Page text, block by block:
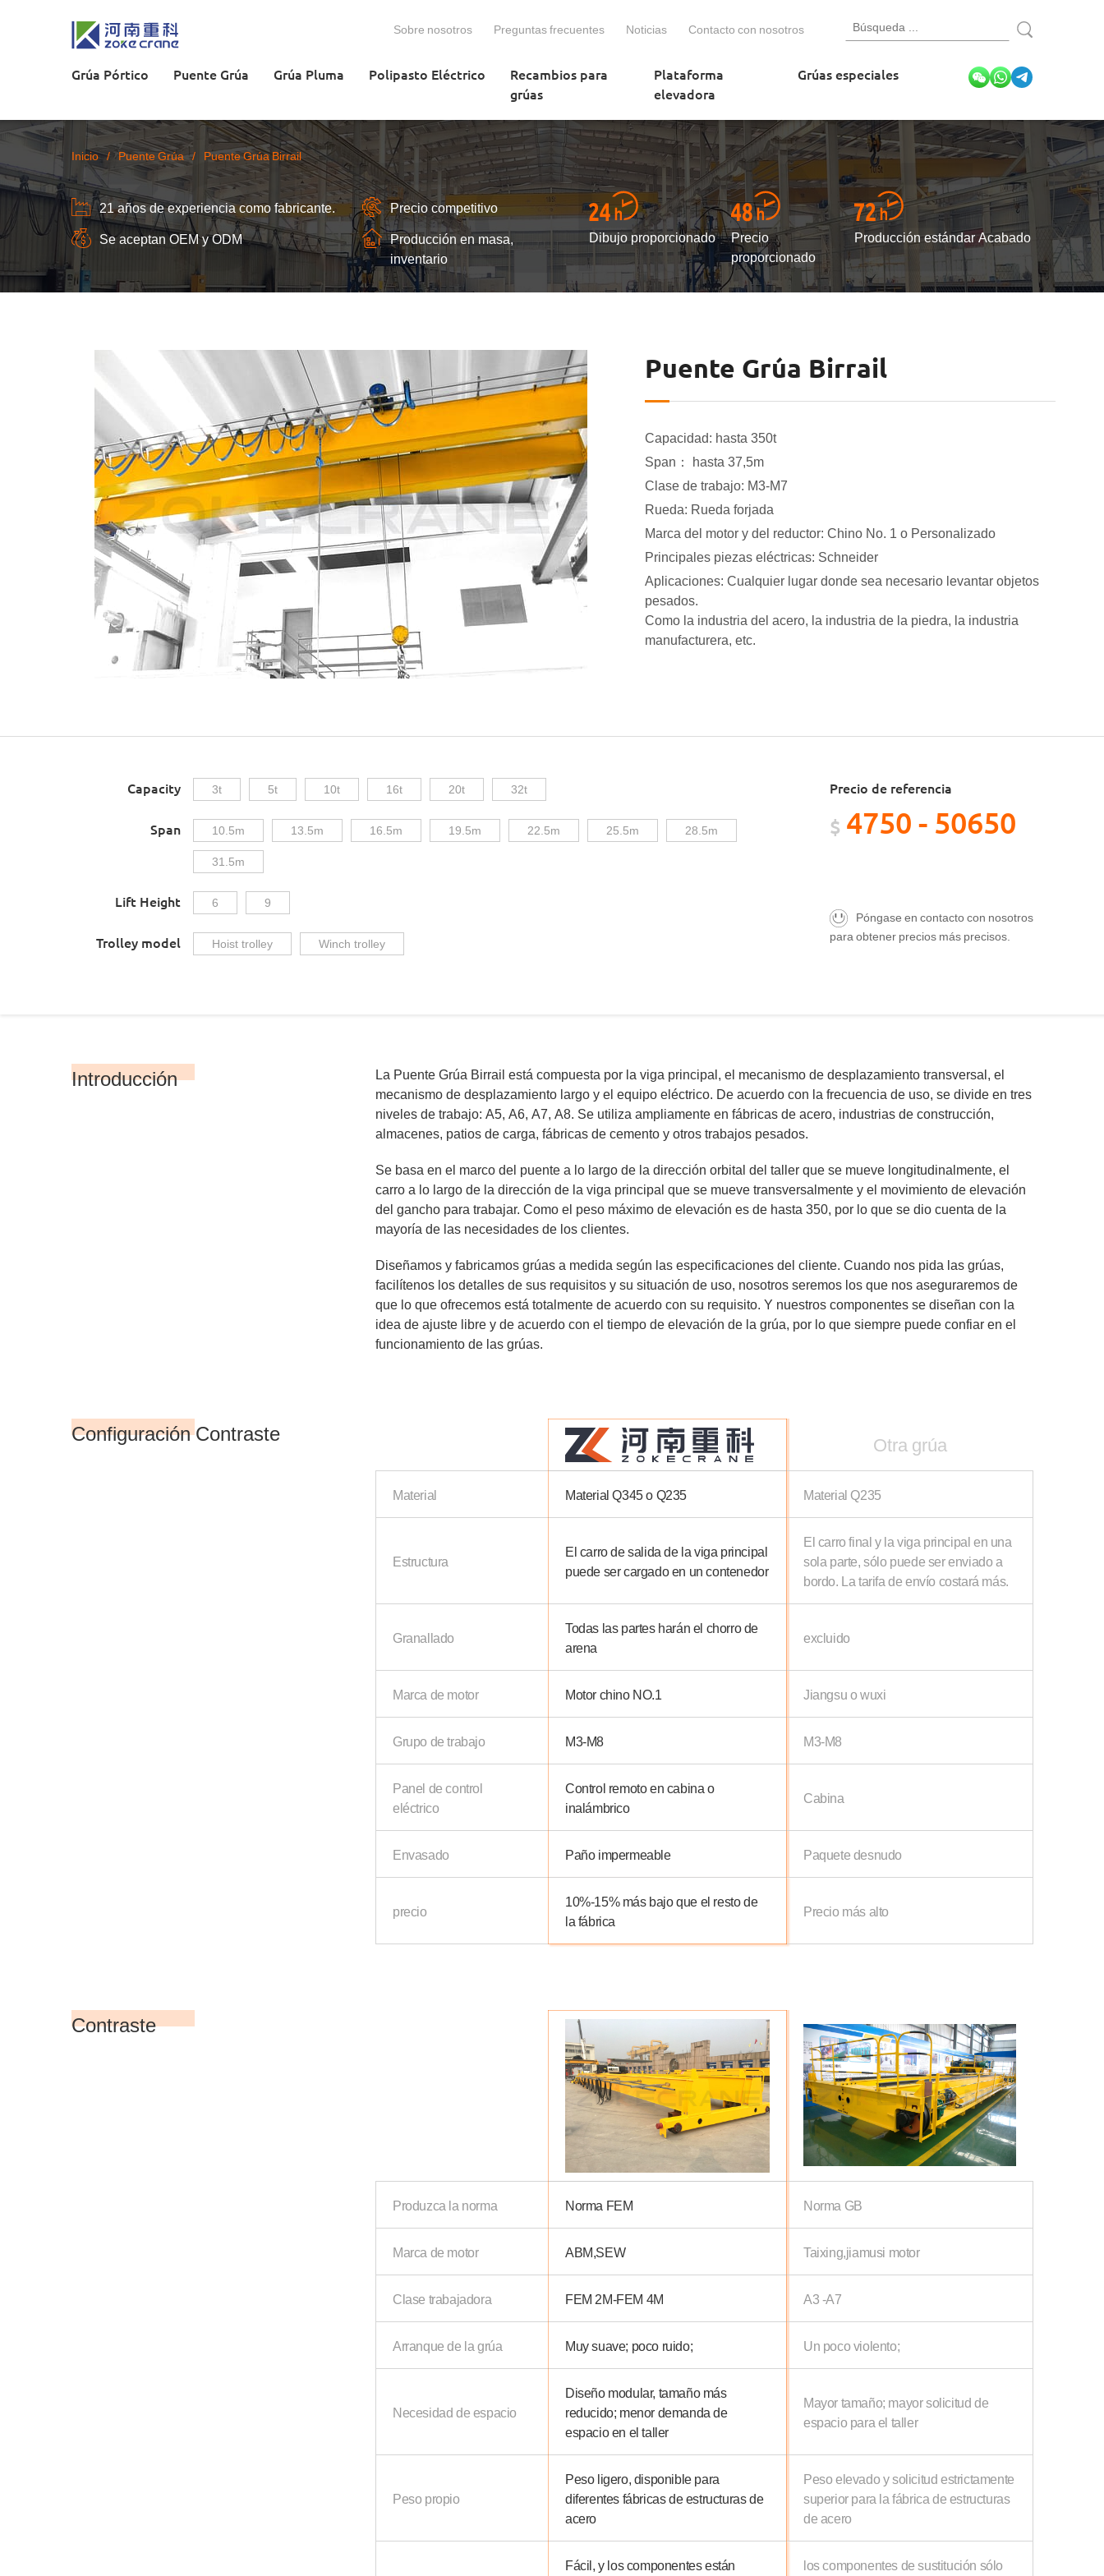
Sobre nosotros Preguntas frecuentes Noticias Contacto con nosotros
Grúa Pórtico Puente Grúa Grúa Pluma Polipasto Eléctrico
Recambios para
grúas
Plataforma
elevadora
Grúas especiales
Inicio / Puente Grúa / Puente Grúa Birrail
21 años de experiencia como fabricante.
Precio competitivo
Se aceptan OEM y ODM
Producción en masa,
inventario
Dibujo proporcionado
Precio
proporcionado
Producción estándar Acabado
Puente Grúa Birrail
Capacidad: hasta 350t
Span： hasta 37,5m
Clase de trabajo: M3-M7
Rueda: Rueda forjada
Marca del motor y del reductor: Chino No. 1 o Personalizado
Principales piezas eléctricas: Schneider
Aplicaciones: Cualquier lugar donde sea necesario levantar objetos
pesados.
Como la industria del acero, la industria de la piedra, la industria
manufacturera, etc.
Capacity 3t 5t 10t 16t 20t 32t
Span 10.5m 13.5m 16.5m 19.5m 22.5m 25.5m 28.5m
31.5m
Lift Height 6 9
Trolley model Hoist trolley Winch trolley
Precio de referencia
$ 4750 - 50650
Póngase en contacto con nosotros
para obtener precios más precisos.
Introducción
La Puente Grúa Birrail está compuesta por la viga principal, el mecanismo de desplazamiento transversal, el
mecanismo de desplazamiento largo y el equipo eléctrico. De acuerdo con la frecuencia de uso, se divide en tres
niveles de trabajo: A5, A6, A7, A8. Se utiliza ampliamente en fábricas de acero, industrias de construcción,
almacenes, patios de carga, fábricas de cemento y otros trabajos pesados.
Se basa en el marco del puente a lo largo de la dirección orbital del taller que se mueve longitudinalmente, el
carro a lo largo de la dirección de la viga principal que se mueve transversalmente y el movimiento de elevación
del gancho para trabajar. Como el peso máximo de elevación es de hasta 350, por lo que se dio cuenta de la
mayoría de las necesidades de los clientes.
Diseñamos y fabricamos grúas a medida según las especificaciones del cliente. Cuando nos pida las grúas,
facilítenos los detalles de sus requisitos y su situación de uso, nosotros seremos los que nos aseguraremos de
que lo que ofrecemos está totalmente de acuerdo con su requisito. Y nuestros componentes se diseñan con la
idea de ajuste libre y de acuerdo con el tiempo de elevación de la grúa, por lo que siempre puede confiar en el
funcionamiento de las grúas.
Configuración Contraste Otra grúa
Material Material Q345 o Q235 Material Q235
Estructura
El carro de salida de la viga principal
puede ser cargado en un contenedor
El carro final y la viga principal en una
sola parte, sólo puede ser enviado a
bordo. La tarifa de envío costará más.
Granallado
Todas las partes harán el chorro de
arena
excluido
Marca de motor Motor chino NO.1 Jiangsu o wuxi
Grupo de trabajo M3-M8 M3-M8
Panel de control
eléctrico
Control remoto en cabina o
inalámbrico
Cabina
Envasado Paño impermeable Paquete desnudo
precio
10%-15% más bajo que el resto de
la fábrica
Precio más alto
Contraste
Produzca la norma Norma FEM Norma GB
Marca de motor ABM,SEW Taixing,jiamusi motor
Clase trabajadora FEM 2M-FEM 4M A3 -A7
Arranque de la grúa Muy suave; poco ruido; Un poco violento;
Necesidad de espacio
Diseño modular, tamaño más
reducido; menor demanda de
espacio en el taller
Mayor tamaño; mayor solicitud de
espacio para el taller
Peso propio
Peso ligero, disponible para
diferentes fábricas de estructuras de
acero
Peso elevado y solicitud estrictamente
superior para la fábrica de estructuras
de acero
Fácil, y los componentes están
los componentes de sustitución sólo